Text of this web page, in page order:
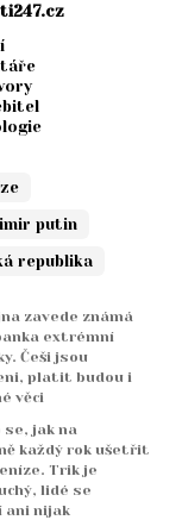
putin
republika
zavede známá
extrémní
Češi jsou
platit budou i
věci
jak na
každý rok ušetřit
Trik je
lidé se
ani nijak